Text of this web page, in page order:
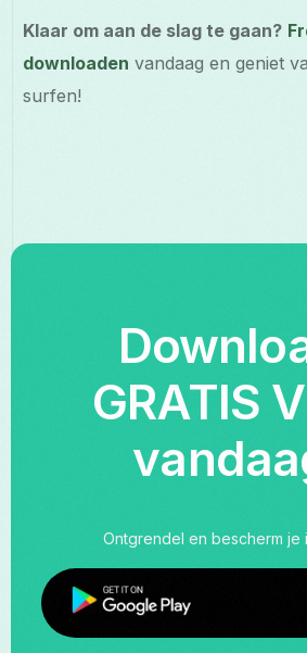
Klaar om aan de slag te gaan?
downloaden vandaag en geniet
surfen!
GRATIS
Ontgrendel en bescherm je